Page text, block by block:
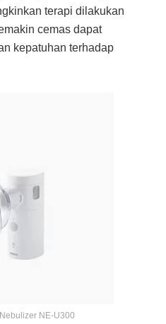
terapi dilakukan
cemas dapat
kepatuhan terhadap
NE-U300